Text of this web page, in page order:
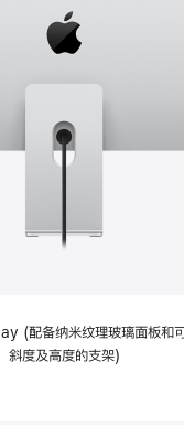
(配备纳米纹理玻璃面板和
斜度及高度的支架)